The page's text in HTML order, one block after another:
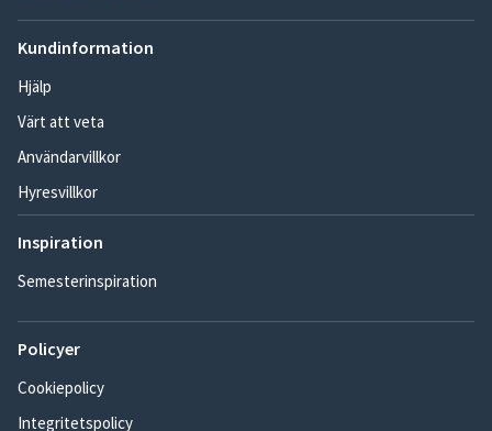
Kundinformation
Hjälp
Värt att veta
Användarvillkor
Hyresvillkor
Inspiration
Semesterinspiration
Policyer
Cookiepolicy
Integritetspolicy